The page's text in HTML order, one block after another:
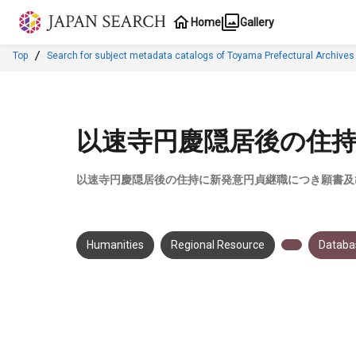
Jump to main content
Home Gallery
Top Search for subject metadata catalogs of Toyama Prefectural Archives
以速寺円慶隠居後の住
以速寺円慶隠居後の住持に新発意円貞継職につき願書
Humanities Regional Resource